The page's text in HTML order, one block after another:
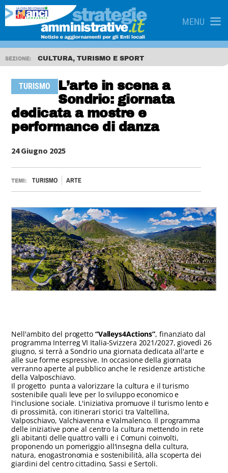
MENU
SEZIONE: CULTURA, TURISMO E SPORT
TURISMO
L’arte in scena a
Sondrio: giornata
dedicata a mostre e
performance di danza
24 Giugno 2025
TEMI: TURISMO ARTE
Nell'ambito del progetto “Valleys4Actions”, finanziato dal
programma Interreg VI Italia-Svizzera 2021/2027, giovedì 26
giugno, si terrà a Sondrio una giornata dedicata all'arte e
alle sue forme espressive. In occasione della giornata
verranno aperte al pubblico anche le residenze artistiche
della Valposchiavo.
Il progetto punta a valorizzare la cultura e il turismo
sostenibile quali leve per lo sviluppo economico e
l'inclusione sociale. L'iniziativa promuove il turismo lento e
di prossimità, con itinerari storici tra Valtellina,
Valposchiavo, Valchiavenna e Valmalenco. Il programma
delle iniziative pone al centro la cultura mettendo in rete
gli abitanti delle quattro valli e i Comuni coinvolti,
proponendo un pomeriggio all'insegna della cultura,
natura, enogastronomia e sostenibilità, alla scoperta dei
giardini del centro cittadino, Sassi e Sertoli.